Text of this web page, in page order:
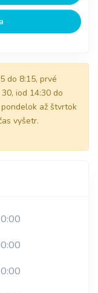
do 8:15, prvé
iod 14:30 do
až štvrtok
vyšetr.